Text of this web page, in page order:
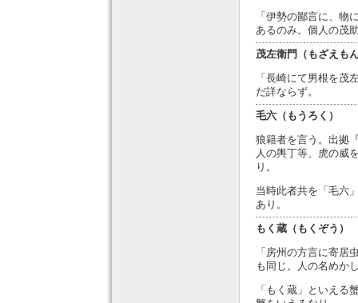
「伊勢の鄙言に、物
あるのみ。個人の茂
茂左衛門（もざえも
「長崎にて男根を茂
だ詳ならず。
毛六（もうろく）
狼籍者を言う。出拠
人の輿丁等、虎の威
り。
当時此者共を「毛六
あり。
もく蔵（もくぞう）
「房州の方言に寄居
も同じ。人の名めか
「もく蔵」といえる